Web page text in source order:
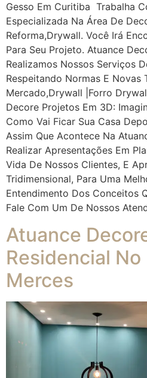
Gesso Em Curitiba Trabalha
Especializada Na Área De
Reforma,drywall. Você Irá
Para Seu Projeto. Atuance
Realizamos Nossos Serviços
Respeitando Normas E Novas
Mercado,drywall |Forro
Decore Projetos Em 3D:
Como Vai Ficar Sua Casa
Assim Que Acontece Na
Realizar Apresentações Em
Vida De Nossos Clientes, E
Tridimensional, Para Uma
Entendimento Dos Conceitos
Fale Com Um De Nossos
Atuance
Residencial No
Merces